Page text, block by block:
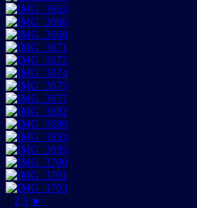
1 2 3 ►